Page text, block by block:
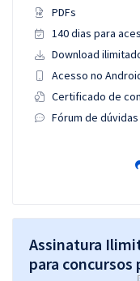
PDFs
140 dias para
Download
Acesso no
Certificado de
Fórum de
Assinatura
para